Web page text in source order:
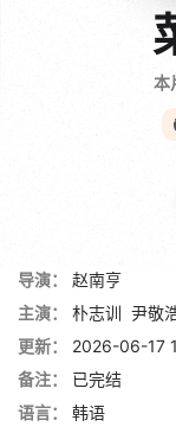
本
导演：
赵南亨
主演：
朴志训 尹敬
更新：
2026-06-17
备注：
已完结
语言：
韩语